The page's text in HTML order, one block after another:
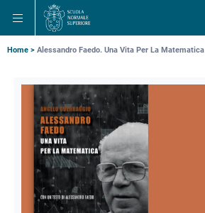
alla
navigazione
principale
contenuto
principale
alla
ricerca
principale
Briciole
pane
Home Alessandro Faedo. Una Vita Per La Matematica